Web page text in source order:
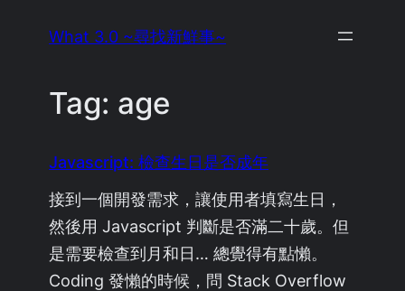
What 3.0 ~尋找新鮮事~
Tag: age
Javascript: 檢查生日是否成年
接到一個開發需求，讓使用者填寫生日，
然後用 Javascript 判斷是否滿二十歲。但
是需要檢查到月和日… 總覺得有點懶。
Coding 發懶的時候，問 Stack Overflow